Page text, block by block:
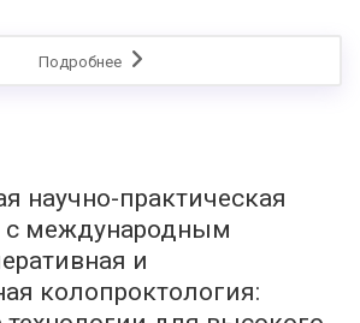
Подробнее
научно-практическая
с международным
и
колопроктология: